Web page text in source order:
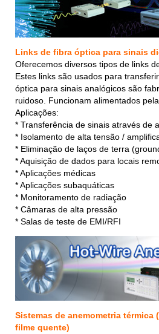
Links de fibra óptica para sinais
Oferecemos diversos tipos de links
Estes links são usados para
óptica para sinais analógicos são
ruidoso. Funcionam alimentados
Aplicações:
* Transferência de sinais através de
* Isolamento de alta tensão /
* Eliminação de laços de terra
* Aquisição de dados para locais
* Aplicações médicas
* Aplicações subaquáticas
* Monitoramento de radiação
* Câmaras de alta pressão
* Salas de teste de EMI/RFI
Sistemas de anemometria
filme quente)